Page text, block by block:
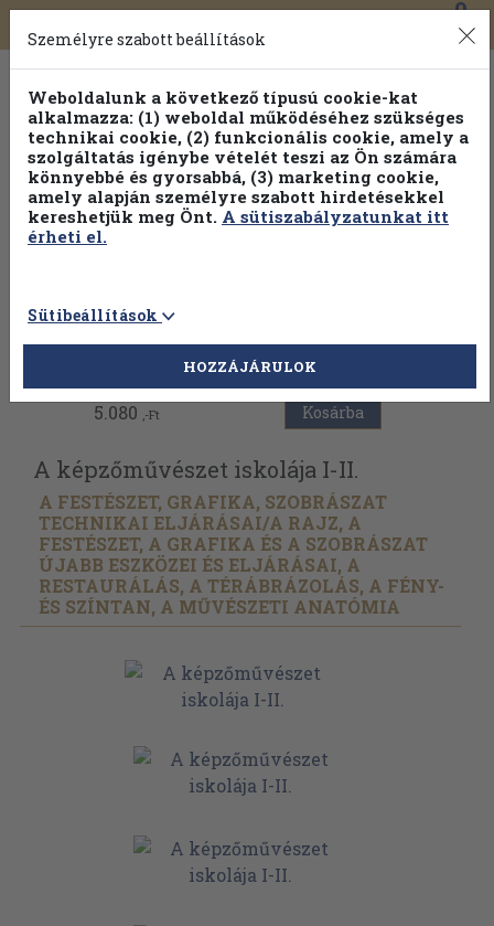
Toggle
navigation
0
Vissza az előző oldalra
5.080 ,-Ft Kosárba
A képzőművészet iskolája I-II.
A FESTÉSZET, GRAFIKA, SZOBRÁSZAT
TECHNIKAI ELJÁRÁSAI/A RAJZ, A
FESTÉSZET, A GRAFIKA ÉS A SZOBRÁSZAT
ÚJABB ESZKÖZEI ÉS ELJÁRÁSAI, A
RESTAURÁLÁS, A TÉRÁBRÁZOLÁS, A FÉNY-
ÉS SZÍNTAN, A MŰVÉSZETI ANATÓMIA
Személyre szabott beállítások
Weboldalunk a következő típusú cookie-kat
alkalmazza: (1) weboldal működéséhez szükséges
technikai cookie, (2) funkcionális cookie, amely a
szolgáltatás igénybe vételét teszi az Ön számára
könnyebbé és gyorsabbá, (3) marketing cookie,
amely alapján személyre szabott hirdetésekkel
kereshetjük meg Önt. A sütiszabályzatunkat itt
érheti el.
Sütibeállítások
HOZZÁJÁRULOK